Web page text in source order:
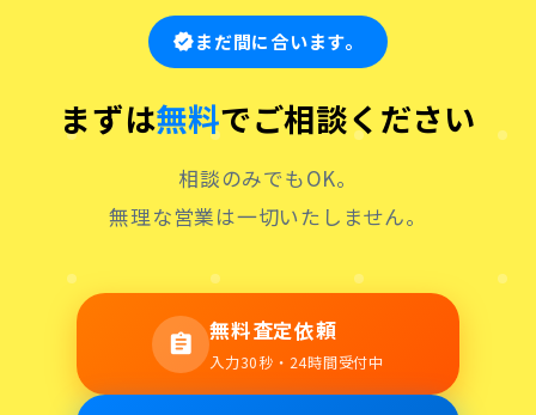
verifiedまだ間に合います。
まずは無料でご相談ください
相談のみでもOK。
無理な営業は一切いたしません。
assignment 無料査定依頼
入力30秒・24時間受付中